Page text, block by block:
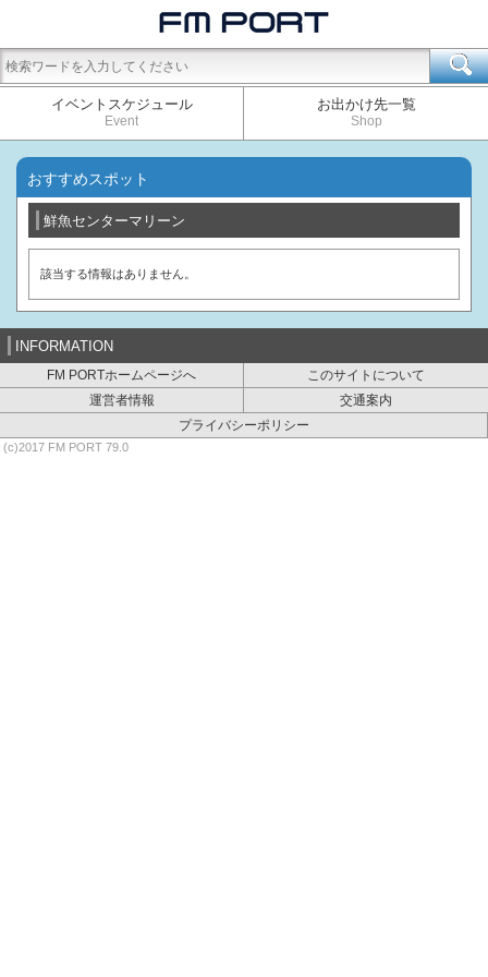
イベントスケジュール
Event
お出かけ先一覧
Shop
おすすめスポット
鮮魚センターマリーン
該当する情報はありません。
INFORMATION
FM PORTホームページへ
このサイトについて
運営者情報
交通案内
プライバシーポリシー
(c)2017 FM PORT 79.0